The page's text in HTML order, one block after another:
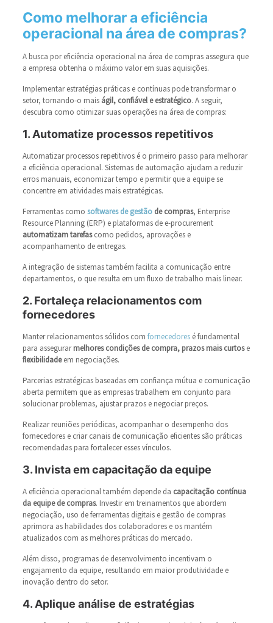
Como melhorar a eficiência
operacional na área de compras?
A busca por eficiência operacional na área de compras assegura que
a empresa obtenha o máximo valor em suas aquisições.
Implementar estratégias práticas e contínuas pode transformar o
setor, tornando-o maiságil, confiável e estratégico. A seguir,
descubra como otimizar suas operações na área de compras:
1. Automatize processos repetitivos
Automatizar processos repetitivos é o primeiro passo para melhorar
a eficiência operacional. Sistemas de automação ajudam a reduzir
erros manuais, economizar tempo e permitir que a equipe se
concentre em atividades mais estratégicas.
Ferramentas como softwares de gestãode compras, Enterprise
Resource Planning (ERP) e plataformas de e-procurement
automatizam tarefascomo pedidos, aprovações e
acompanhamento de entregas.
A integração de sistemas também facilita a comunicação entre
departamentos, o que resulta em um fluxo de trabalho mais linear.
2. Fortaleça relacionamentos com
fornecedores
Manter relacionamentos sólidos com fornecedoresé fundamental
para assegurarmelhores condições de compra, prazos mais curtose
flexibilidadeem negociações.
Parcerias estratégicas baseadas em confiança mútua e comunicação
aberta permitem que as empresas trabalhem em conjunto para
solucionar problemas, ajustar prazos e negociar preços.
Realizar reuniões periódicas, acompanhar o desempenho dos
fornecedores e criar canais de comunicação eficientes são práticas
recomendadas para fortalecer esses vínculos.
3. Invista em capacitação da equipe
A eficiência operacional também depende da capacitação contínua
da equipe de compras. Investir em treinamentos que abordem
negociação, uso de ferramentas digitais e gestão de compras
aprimora as habilidades dos colaboradores e os mantém
atualizados com as melhores práticas do mercado.
Além disso, programas de desenvolvimento incentivam o
engajamento da equipe, resultando em maior produtividade e
inovação dentro do setor.
4. Aplique análise de estratégias